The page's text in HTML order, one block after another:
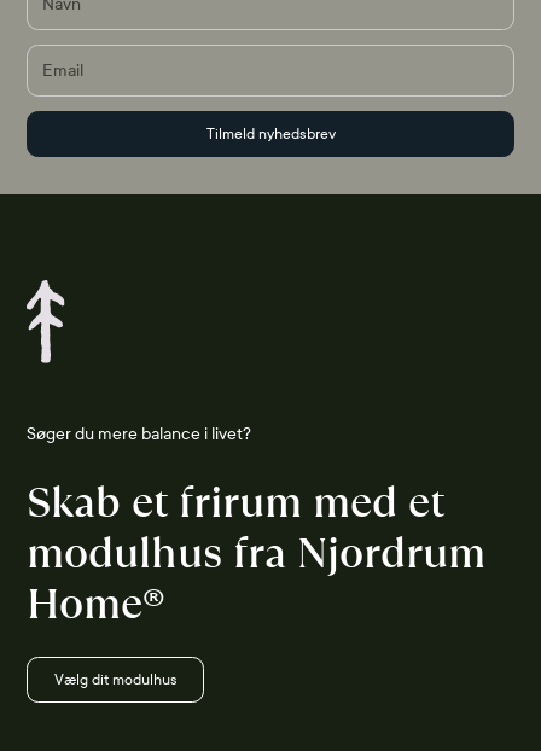
Søger du mere balance i livet?
Skab et frirum med et
modulhus fra Njordrum
Home®
Vælg dit modulhus